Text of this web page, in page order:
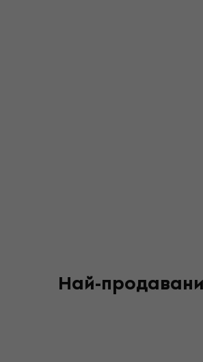
Най-продавани